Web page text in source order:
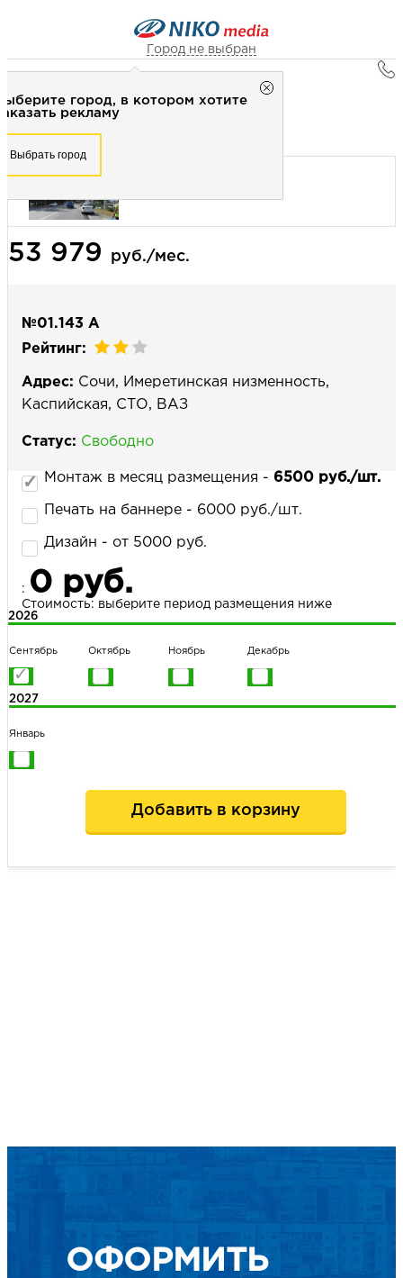
Город не выбран
город, в котором хотите
рекламу
Выбрать город
Город не выбран
Рекламное агентство НИКО-медиа
+7 (3462) 550-877
Выберите свой город
НАПИСАТЬ НАМ
Наружная реклама
Ситиборд 3х4 (сторона А) - Статика
53 979 руб./мес.
№01.143 А
Рейтинг:
Адрес: Сочи, Имеретинская низменность,
Каспийская, СТО, ВАЗ
Статус: Свободно
Монтаж в месяц размещения - 6500 руб./шт.
Печать на баннере - 6000 руб./шт.
Дизайн - от 5000 руб.
: 0 руб.
Стоимость: выберите период размещения ниже
2026
Сентябрь Октябрь Ноябрь Декабрь
2027
Январь
Добавить в корзину
ОФОРМИТЬ